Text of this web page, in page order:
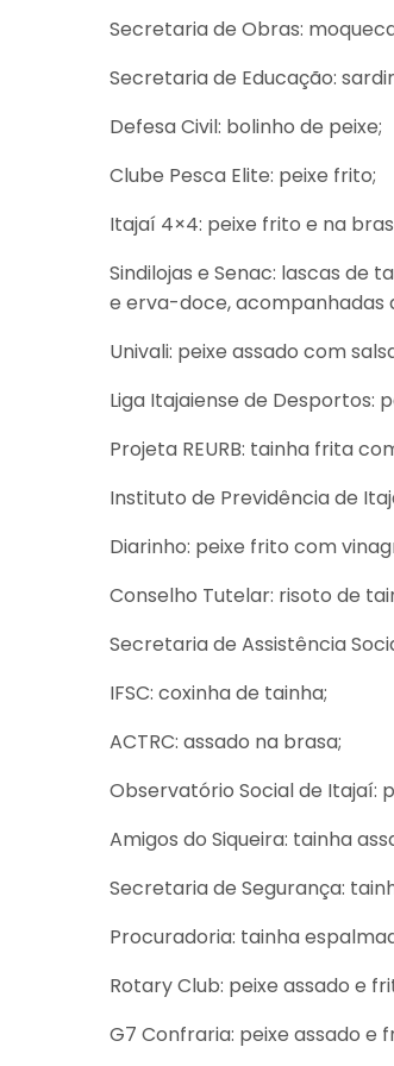
Secretaria de Obras:
Secretaria de Educação:
Defesa Civil: bolinho de peixe;
Clube Pesca Elite: peixe frito;
Itajaí 4×4: peixe frito e na
Sindilojas e Senac: lascas de
e erva-doce, acompanhadas
Univali: peixe assado com
Liga Itajaiense de Desportos:
Projeta REURB: tainha frita
Instituto de Previdência de
Diarinho: peixe frito com
Conselho Tutelar: risoto de
Secretaria de Assistência
IFSC: coxinha de tainha;
ACTRC: assado na brasa;
Observatório Social de Itajaí:
Amigos do Siqueira: tainha
Secretaria de Segurança:
Procuradoria: tainha
Rotary Club: peixe assado e
G7 Confraria: peixe assado e